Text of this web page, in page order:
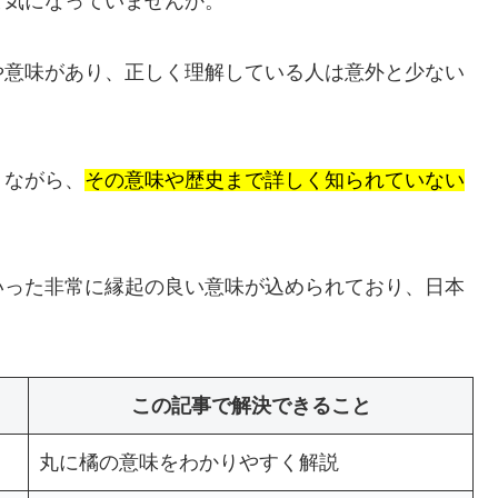
味があり、正しく理解している人は意外と少ない
がら、 その意味や歴史まで詳しく知られていない
った非常に縁起の良い意味が込められており、日本
この記事で解決できること
丸に橘の意味をわかりやすく解説